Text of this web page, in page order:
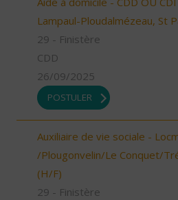
Lampaul-Ploudalmézeau, St
29 - Finistère
CDD
26/09/2025
POSTULER
Auxiliaire de vie sociale -
/Plougonvelin/Le Conquet/
(H/F)
29 - Finistère